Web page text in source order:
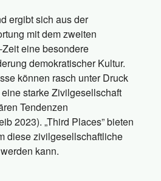
ergibt sich aus der
mit dem zweiten
eine besondere
demokratischer Kultur.
können rasch unter Druck
starke Zivilgesellschaft
Tendenzen
2023). „Third Places” bieten
diese zivilgesellschaftliche
kann.